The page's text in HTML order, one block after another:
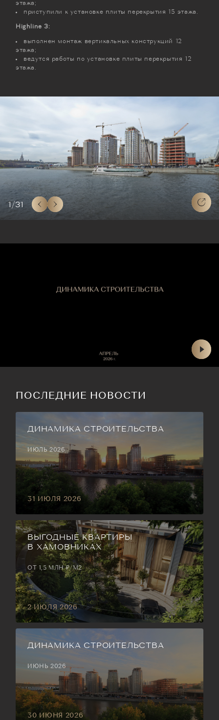
этажа;
приступили к установке плиты перекрытия 15 этажа.
Highline 3:
выполнен монтаж вертикальных конструкций 12
этажа;
ведутся работы по установке плиты перекрытия 12
этажа.
1/31
ПОСЛЕДНИЕ НОВОСТИ
ДИНАМИКА СТРОИТЕЛЬСТВА
ИЮЛЬ 2026
31 ИЮЛЯ 2026
ВЫГОДНЫЕ КВАРТИРЫ
В ХАМОВНИКАХ
ОТ 1,5 МЛН ₽/М2
2 ИЮЛЯ 2026
ДИНАМИКА СТРОИТЕЛЬСТВА
ИЮНЬ 2026
30 ИЮНЯ 2026